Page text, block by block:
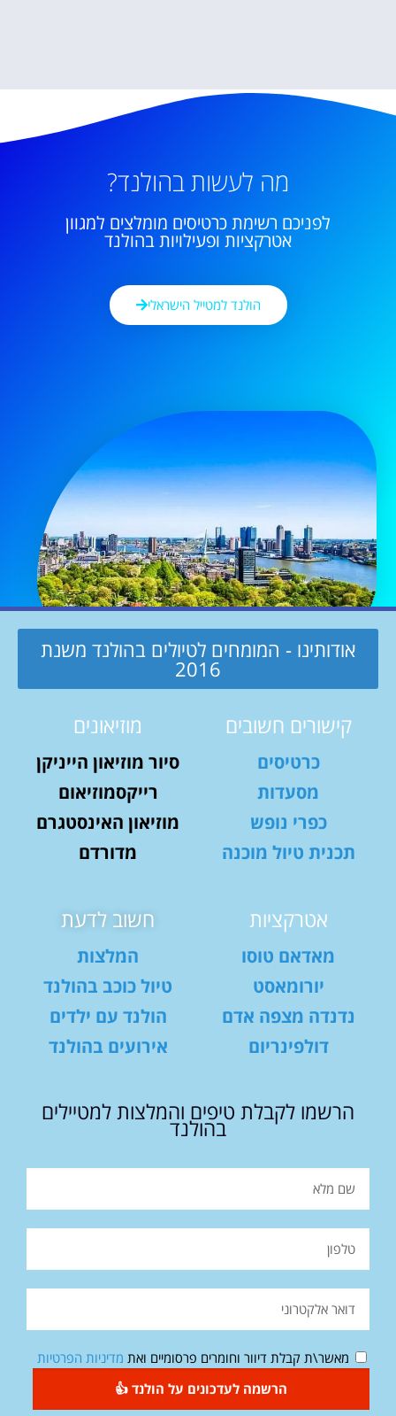
מה לעשות בהולנד?
לפניכם רשימת כרטיסים מומלצים למגוון
אטרקציות ופעילויות בהולנד
הולנד למטייל הישראלי
אודותינו - המומחים לטיולים בהולנד משנת
2016
קישורים חשובים
כרטיסים
מסעדות
כפרי נופש
תכנית טיול מוכנה
מוזיאונים
סיור מוזיאון הייניקן
רייקסמוזיאום
מוזיאון האינסטגרם
מדורדם
אטרקציות
מאדאם טוסו
יורומאסט
נדנדה מצפה אדם
דולפינריום
חשוב לדעת
המלצות
טיול כוכב בהולנד
הולנד עם ילדים
אירועים בהולנד
הרשמו לקבלת טיפים והמלצות למטיילים
בהולנד
מאשר\ת קבלת דיוור וחומרים פרסומיים ואת מדיניות הפרטיות
הרשמה לעדכונים על הולנד 👍